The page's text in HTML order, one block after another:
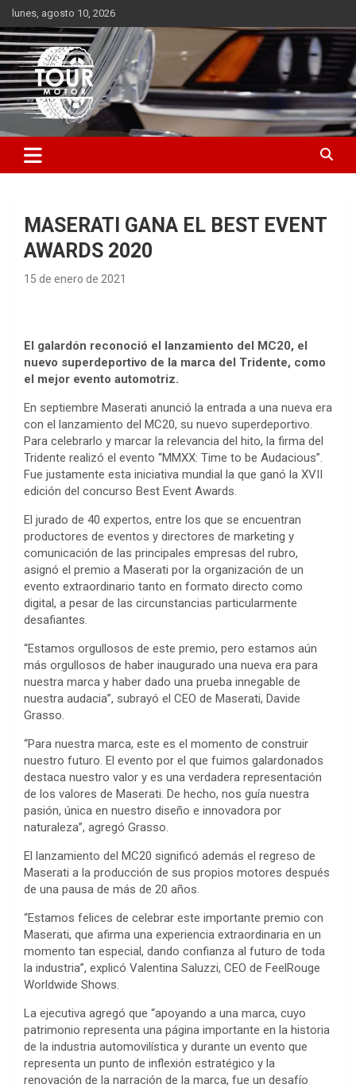
Saltar
al
contenido
lunes, agosto 10, 2026
Tour Motor
Plataforma de contenido audiovisual para el sector automotriz
MASERATI GANA EL BEST EVENT
AWARDS 2020
15 de enero de 2021
El galardón reconoció el lanzamiento del MC20, el
nuevo superdeportivo de la marca del Tridente, como
el mejor evento automotriz.
En septiembre Maserati anunció la entrada a una nueva era
con el lanzamiento del MC20, su nuevo superdeportivo.
Para celebrarlo y marcar la relevancia del hito, la firma del
Tridente realizó el evento “MMXX: Time to be Audacious”.
Fue justamente esta iniciativa mundial la que ganó la XVII
edición del concurso Best Event Awards.
El jurado de 40 expertos, entre los que se encuentran
productores de eventos y directores de marketing y
comunicación de las principales empresas del rubro,
asignó el premio a Maserati por la organización de un
evento extraordinario tanto en formato directo como
digital, a pesar de las circunstancias particularmente
desafiantes.
“Estamos orgullosos de este premio, pero estamos aún
más orgullosos de haber inaugurado una nueva era para
nuestra marca y haber dado una prueba innegable de
nuestra audacia”, subrayó el CEO de Maserati, Davide
Grasso.
“Para nuestra marca, este es el momento de construir
nuestro futuro. El evento por el que fuimos galardonados
destaca nuestro valor y es una verdadera representación
de los valores de Maserati. De hecho, nos guía nuestra
pasión, única en nuestro diseño e innovadora por
naturaleza”, agregó Grasso.
El lanzamiento del MC20 significó además el regreso de
Maserati a la producción de sus propios motores después
de una pausa de más de 20 años.
“Estamos felices de celebrar este importante premio con
Maserati, que afirma una experiencia extraordinaria en un
momento tan especial, dando confianza al futuro de toda
la industria”, explicó Valentina Saluzzi, CEO de FeelRouge
Worldwide Shows.
La ejecutiva agregó que “apoyando a una marca, cuyo
patrimonio representa una página importante en la historia
de la industria automovilística y durante un evento que
representa un punto de inflexión estratégico y la
renovación de la narración de la marca, fue un desafío